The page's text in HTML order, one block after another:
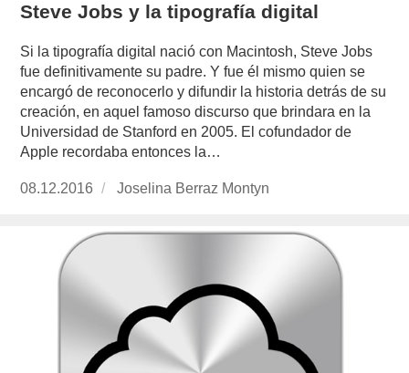
Steve Jobs y la tipografía digital
Si la tipografía digital nació con Macintosh, Steve Jobs
fue definitivamente su padre. Y fue él mismo quien se
encargó de reconocerlo y difundir la historia detrás de su
creación, en aquel famoso discurso que brindara en la
Universidad de Stanford en 2005. El cofundador de
Apple recordaba entonces la…
Publicado
08.12.2016
https://www.experimenta.es/author/joselina-
montyn/
Joselina Berraz Montyn